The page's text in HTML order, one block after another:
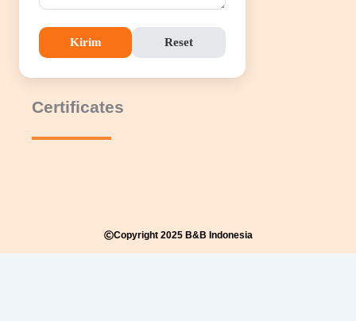
Kirim Reset
Certificates
Copyright 2025 B&B Indonesia